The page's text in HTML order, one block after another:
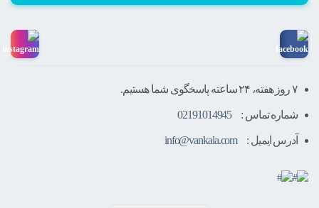
۷ روز هفته، ۲۴ ساعته پاسخگوی شما هستیم.
شماره تماس : 02191014945
آدرس ایمیل : info@vankala.com